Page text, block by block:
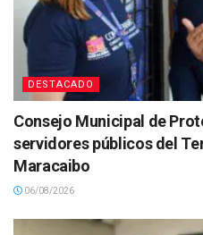
DESTACADO
Consejo Municipal de
servidores públicos del
Maracaibo
06/08/2026